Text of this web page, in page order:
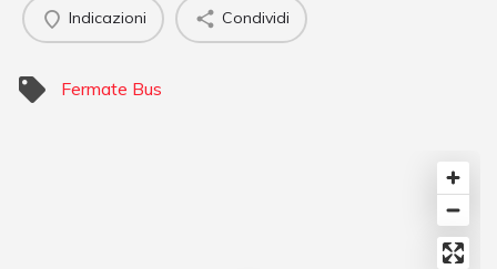
Indicazioni Condividi
Fermate Bus